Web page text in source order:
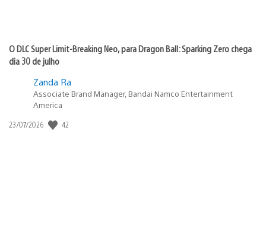
O DLC Super Limit-Breaking Neo, para Dragon Ball: Sparking Zero chega
dia 30 de julho
Zanda Ra
Associate Brand Manager, Bandai Namco Entertainment
America
Data
23/07/2026 42